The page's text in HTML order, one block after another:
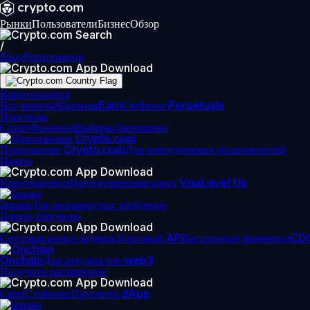
РынкиПользователиБизнесОбзор
/
ВходРегистрация
Криптовалюта
Все монетыКорзиныEarnСтейкингPerpetuals
Прогнозы
СпортФинансыВыборыЭкономика
Приложение Crypto.comДля повседневных пользователей
Начать
КриптовалютаПредоплаченная карта VisaLevel Up
БиржаДля продвинутых трейдеров
Начать торговлю
Спотовая книга ордеровТорговый APIБессрочные фьючерсы
OnchainДля энтузиастов web3
Получить расширение
СвопСтейкингПросмотр dApp